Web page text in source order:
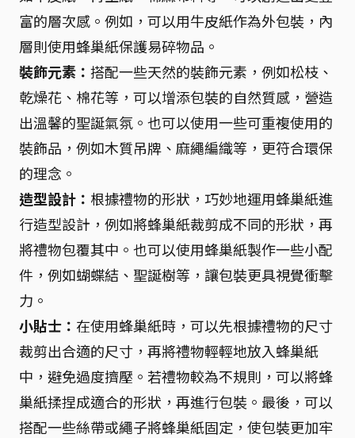
富的層次感。例如，可以用牛皮紙作為外包裝，內
層則使用蜂巢紙保護易碎物品。
裝飾元素： 搭配一些天然的裝飾元素，例如松枝、
乾燥花、棉花等，可以增添包裝的自然質感，營造
出溫馨的聖誕氣氛。也可以使用一些可重複使用的
裝飾品，例如木質吊牌、麻繩編織等，更符合環保
的理念。
造型設計： 根據禮物的形狀，巧妙地運用蜂巢紙進
行造型設計，例如將蜂巢紙裁剪成不同的形狀，再
將禮物包覆其中。也可以使用蜂巢紙製作一些小配
件，例如蝴蝶結、聖誕樹等，讓包裝更具視覺衝擊
力。
小貼士： 在使用蜂巢紙時，可以先根據禮物的尺寸
裁剪出合適的尺寸，再將禮物輕輕地放入蜂巢紙
中，避免過度擠壓。若禮物較為不規則，可以將蜂
巢紙揉捏成適合的形狀，再進行包裝。最後，可以
搭配一些絲帶或繩子將蜂巢紙固定，使包裝更加牢